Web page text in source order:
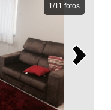
1/11 fotos